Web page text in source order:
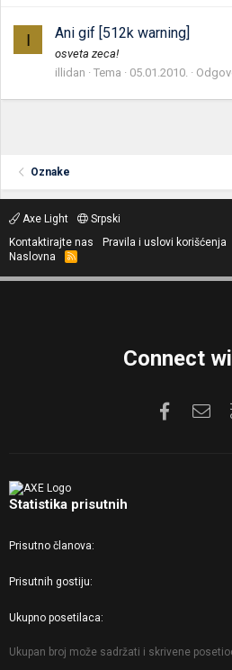
I Ani gif [512k warning]
osveta zeca!
illidan
Tema 05.01.2010.
Oznake
Axe Light
Srpski
Kontaktirajte nas
Pravila i uslovi korišćenja
Naslovna
R
S
Connect
Facebook
Statistika prisutnih
Prisutno članova
Prisutnih gostiju
Ukupno posetilaca
Ukupan broj može sadržati i skrivene